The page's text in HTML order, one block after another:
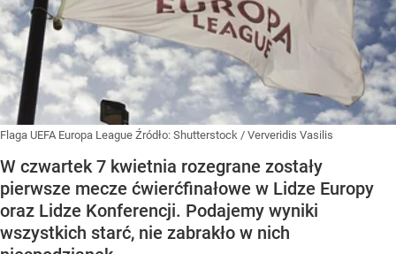
Flaga UEFA Europa League Źródło: Shutterstock / Ververidis Vasilis
W czwartek 7 kwietnia rozegrane zostały
pierwsze mecze ćwierćfinałowe w Lidze Europy
oraz Lidze Konferencji. Podajemy wyniki
wszystkich starć, nie zabrakło w nich